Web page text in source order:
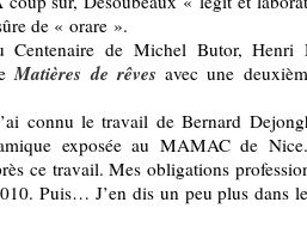
de « orare ».
Centenaire de Michel Butor, Henri
Matières de rêves avec une
connu le travail de Bernard
exposée au MAMAC de
ce travail. Mes obligations
Puis… J’en dis un peu plus dans